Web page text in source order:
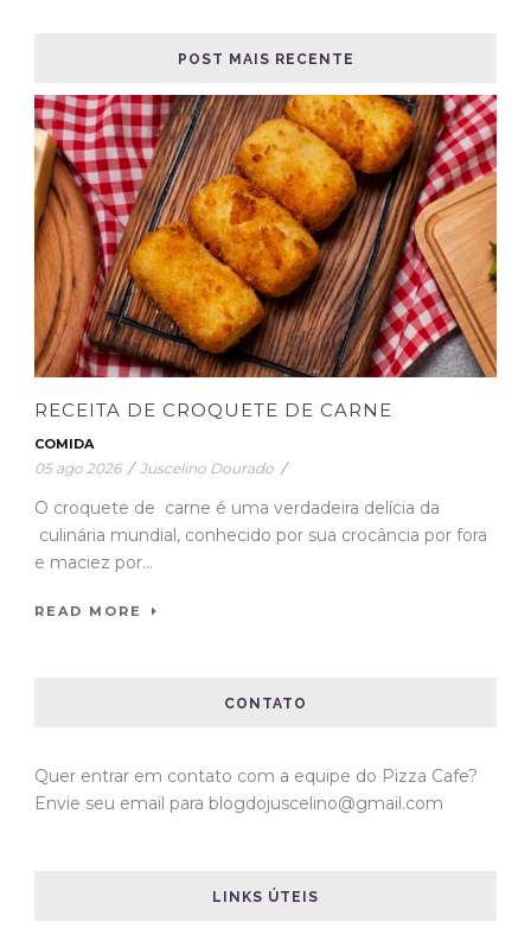
POST MAIS RECENTE
RECEITA DE CROQUETE DE CARNE
COMIDA
05 ago 2026 / Juscelino Dourado /
O croquete de carne é uma verdadeira delícia da
culinária mundial, conhecido por sua crocância por fora
e maciez por...
READ MORE
CONTATO
Quer entrar em contato com a equipe do Pizza Cafe?
Envie seu email para blogdojuscelino@gmail.com
LINKS ÚTEIS